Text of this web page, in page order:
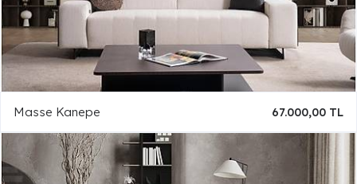
Masse Kanepe 67.000,00 TL